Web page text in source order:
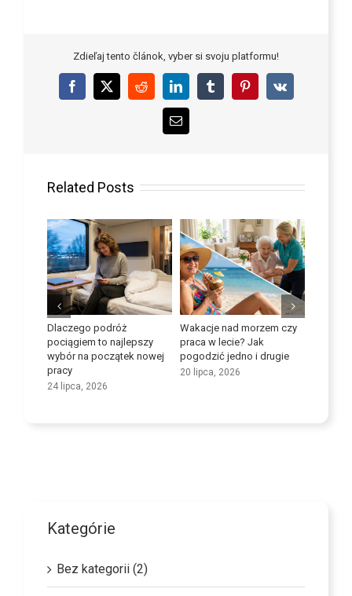
Zdieľaj tento článok, vyber si svoju platformu!
Facebook
X RedditLinkedInTumblrPinterest
Vk
Email
Related Posts
Wakacje nad morzem czy
praca w lecie? Jak
pogodzić jedno i drugie
20 lipca, 2026
Popraw swoje umiejętności
językowe
9 lipca, 2026
Kategórie
Bez kategorii (2)